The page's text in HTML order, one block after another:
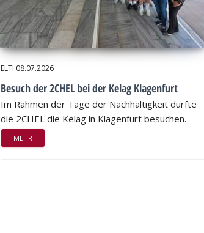
ELTI 08.07.2026
Besuch der 2CHEL bei der Kelag Klagenfurt
Im Rahmen der Tage der Nachhaltigkeit durfte
die 2CHEL die Kelag in Klagenfurt besuchen.
MEHR